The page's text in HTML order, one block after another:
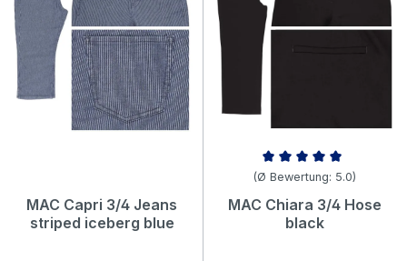
MAC Capri 3/4 Jeans
striped iceberg blue
Durchschnittliche Bewertung
(Ø Bewertung: 5.0)
MAC Chiara 3/4 Hose
black